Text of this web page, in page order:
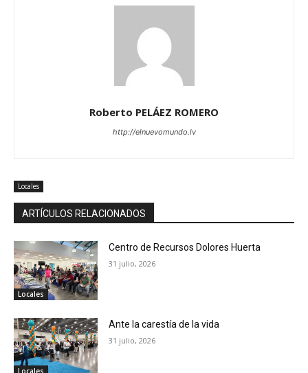
Roberto PELÁEZ ROMERO
http://elnuevomundo.lv
Locales
ARTÍCULOS RELACIONADOS
Locales
Centro de Recursos Dolores Huerta
31 julio, 2026
Locales
Ante la carestía de la vida
31 julio, 2026